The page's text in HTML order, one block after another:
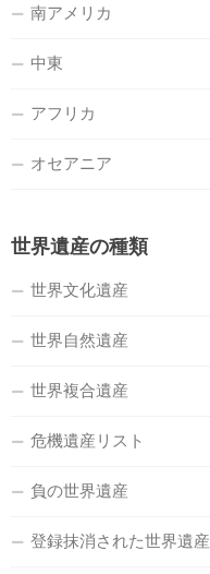
南アメリカ
中東
アフリカ
オセアニア
世界遺産の種類
世界文化遺産
世界自然遺産
世界複合遺産
危機遺産リスト
負の世界遺産
登録抹消された世界遺産